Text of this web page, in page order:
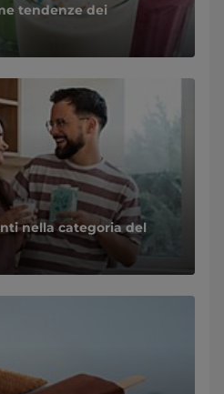
tendenze dei
nella categoria del